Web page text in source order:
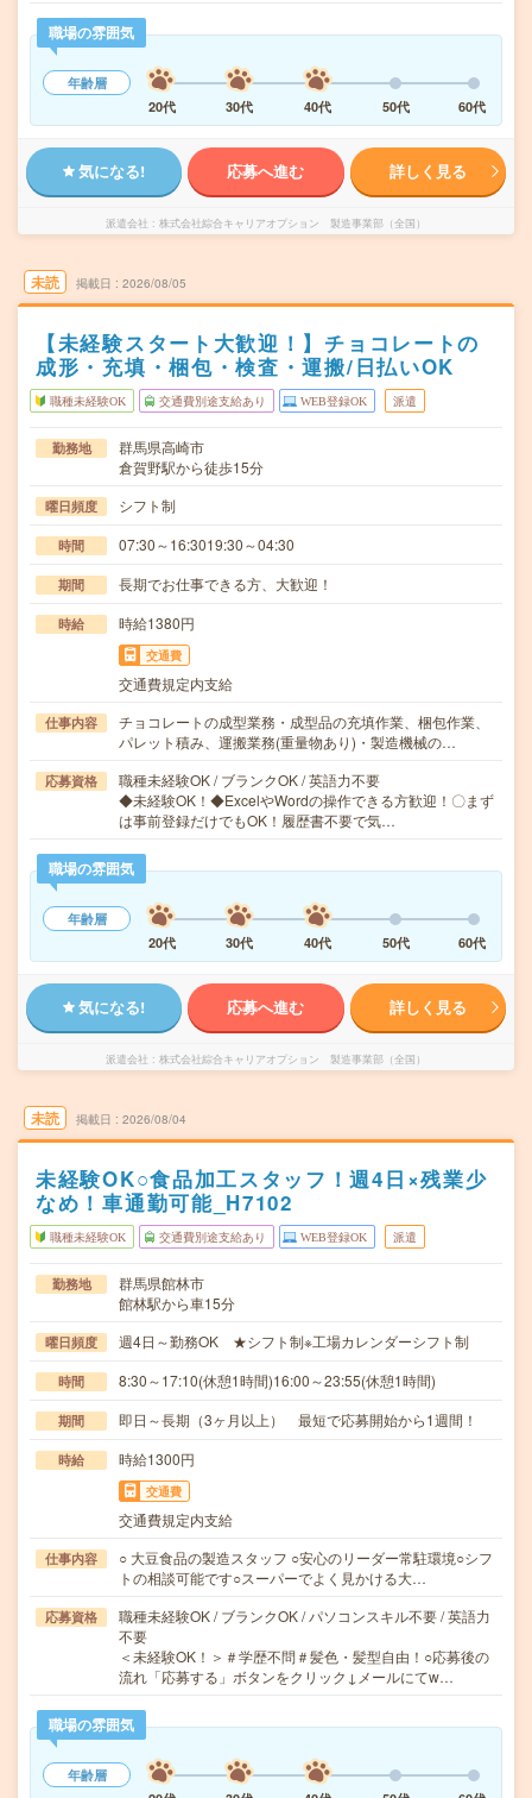
職場の雰囲気
年齢層
20代
30代 40代 50代 60代
気になる! 応募へ進む 詳しく見る
派遣会社 株式会社綜合キャリアオプション 製造事業部（全国）
未読 掲載日 2026/08/05
【未経験スタート大歓迎！】チョコレートの
成形・充填・梱包・検査・運搬/日払いOK
職種未経験OK 交通費別途支給あり WEB登録OK 派遣
勤務地
群馬県高崎市
倉賀野駅から徒歩15分
曜日頻度 シフト制
時間 07:30～16:3019:30～04:30
期間 長期でお仕事できる方、大歓迎！
時給 時給1380円
交通費
交通費規定内支給
仕事内容
チョコレートの成型業務・成型品の充填作業、梱包作業、
パレット積み、運搬業務(重量物あり)・製造機械の…
応募資格
職種未経験OK / ブランクOK / 英語力不要
◆未経験OK！◆ExcelやWordの操作できる方歓迎！〇まず
は事前登録だけでもOK！履歴書不要で気…
職場の雰囲気
年齢層
20代
30代 40代 50代 60代
気になる! 応募へ進む 詳しく見る
派遣会社 株式会社綜合キャリアオプション 製造事業部（全国）
未読 掲載日 2026/08/04
未経験OK○食品加工スタッフ！週4日×残業少
なめ！車通勤可能_H7102
職種未経験OK 交通費別途支給あり WEB登録OK 派遣
勤務地
群馬県館林市
館林駅から車15分
曜日頻度 週4日～勤務OK ★シフト制※工場カレンダーシフト制
時間 8:30～17:10(休憩1時間)16:00～23:55(休憩1時間)
期間 即日～長期（3ヶ月以上） 最短で応募開始から1週間！
時給 時給1300円
交通費
交通費規定内支給
仕事内容
○ 大豆食品の製造スタッフ ○安心のリーダー常駐環境○シフ
トの相談可能です○スーパーでよく見かける大…
応募資格
職種未経験OK / ブランクOK / パソコンスキル不要 / 英語力
不要
＜未経験OK！＞＃学歴不問＃髪色・髪型自由！○応募後の
流れ「応募する」ボタンをクリック↓メールにてw…
職場の雰囲気
年齢層